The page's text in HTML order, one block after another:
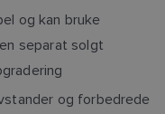
og kan bruke
separat solgt
og forbedrede